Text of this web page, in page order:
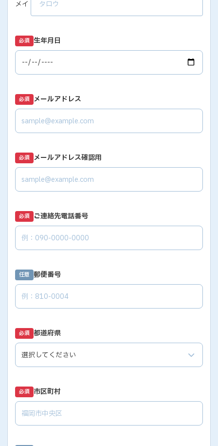
メイ
必須 生年月日
必須 メールアドレス
必須 メールアドレス確認用
必須 ご連絡先電話番号
任意 郵便番号
必須 都道府県
必須 市区町村